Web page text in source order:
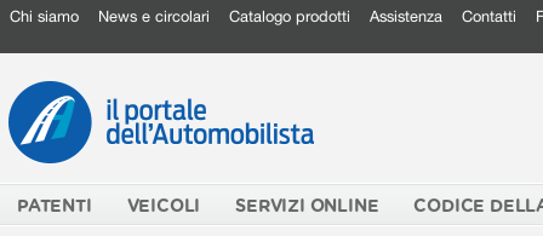
Chi siamo News e circolari Catalogo prodotti Assistenza Contatti
PATENTI VEICOLI SERVIZI ONLINE CODICE